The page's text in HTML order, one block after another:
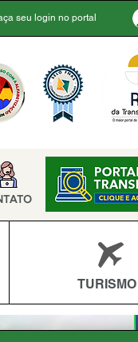
seu login no portal
TURISMO